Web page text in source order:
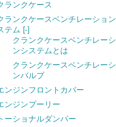
ランクケース
ランクケースベンチレーショ
テム [-]
クランクケースベンチレー
ンシステムとは
クランクケースベンチレー
ンバルブ
ンジンフロントカバー
ンジンプーリー
トーショナルダンパー